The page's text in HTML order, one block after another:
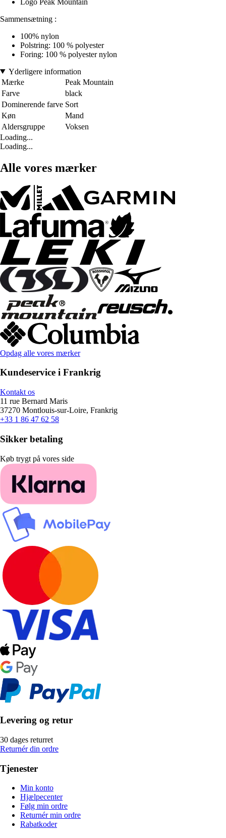
Sammensætning :
100% nylon
Polstring: 100 % polyester
Foring: 100 % polyester nylon
Yderligere information
Mærke
Peak Mountain
Farve
black
Dominerende farve Sort
Køn
Mand
Aldersgruppe
Voksen
Loading...
Loading...
Alle vores mærker
Opdag alle vores mærker
Kundeservice i Frankrig
Kontakt os
11 rue Bernard Maris
37270 Montlouis-sur-Loire, Frankrig
+33 1 86 47 62 58
Sikker betaling
Køb trygt på vores side
Levering og retur
30 dages returret
Returnér din ordre
Tjenester
Min konto
Hjælpecenter
Følg min ordre
Returnér min ordre
Rabatkoder